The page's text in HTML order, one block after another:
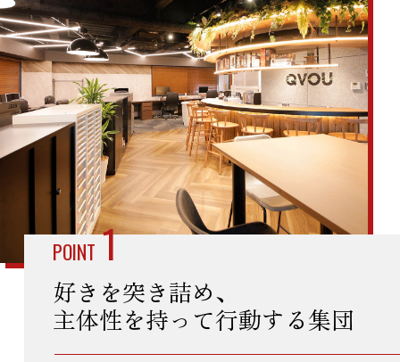
POINT 1
好きを突き詰め、
主体性を持って行動する集団